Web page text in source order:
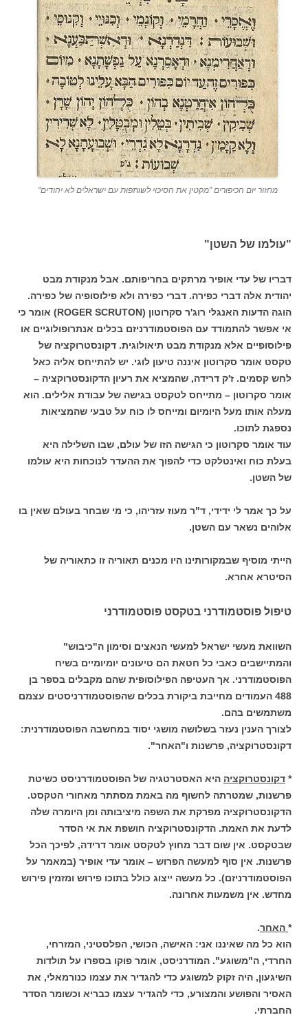
מחזור יום הכיפורים "מקטין את הסיכוי לשותפות עם ישראלים לא יהודים"
"עולמו של השטן"
דבריו של עדי אופיר מרתקים בחריפותם. אבל מנקודת מבט
יהודית אלה דברי כפירה. דברי כפירה ולא פילוסופיה של כפירה.
הוגה הדעות האנגלי רוג'ר סקרוטון (ROGER SCRUTON) אומר כי
אי אפשר להתמודד עם הפוסטמודרניזם בכלים אנתרופולוגיים או
פילוסופיים אלא מנקודת מבט תיאולוגית. דקונסטרוקציה של
טקסט אומר סקרוטון איננה טיעון לוגי. יש להתייחס אליה כאל
לחש קסמים. ז'ק דרידה, שהמציא את רעיון הדקונסטרוקציה –
אומר סקרוטון – מתייחס לטקסט בגישה של עבודת אלילים. הוא
מעלה אותו מעל היומיום ומייחס לו כוח על טבעי שהמציאות
נספגת לתוכו.
עוד אומר סקרוטון כי הגישה הזו של עולם, שבו השלילה היא
בעלת כוח ואינטלקט כדי להפוך את ההעדר לנוכחות היא עולמו
של השטן.
על כך אמר לי ידידי, ד"ר מעוז עזריהו, כי מי שבחר בעולם שאין בו
אלוהים נשאר עם השטן.
הייתי מוסיף שבמקורותינו היו מכנים תאוריה זו כתאוריה של
הסיטרא אחרא.
טיפול פוסטמודרני בטקסט פוסטמודרני
השוואת מעשי ישראל למעשי הנאצים וסימון ה"כיבוש"
והמתיישבים כאבי כל חטאת הם טיעונים יומיומיים בשיח
הפוסטמודרני. אך העטיפה הפילוסופית שהם מקבלים בספר בן
488 העמודים מחייבת ביקורת בכלים שהפוסטמודרניסטים עצמם
משתמשים בהם.
לצורך הענין נעזר בשלושה מושגי יסוד במחשבה הפוסטמודרנית:
דקונסטרוקציה, פרשנות ו"האחר".
* דקונסטרוקציה היא האסטרטגיה של הפוסטמודרניסט כשיטת
פרשנות, שמטרתה לחשוף מה באמת מסתתר מאחורי הטקסט.
הדקונסטרוקציה מפרקת את השפה מיציבותה ומן היומרה שלה
לדעת את האמת. הדקונסטרוקציה חושפת את אי הסדר
שבטקסט. אין שום דבר מחוץ לטקסט אומר דרידה, לפיכך הכל
פרשנות. אין סוף למעשה הפרוש – אומר עדי אופיר (במאמר על
הפוסטמודרניזם). כל מעשה ייצוג כולל בתוכו פירוש ומזמין פירוש
מחדש. אין משמעות אחרונה.
* האחר.
הוא כל מה שאיננו אני: האישה, הכושי, הפלסטיני, המזרחי,
החרדי, ה"משוגע". המודרניסט, אומר פוקו בספרו על תולדות
השיגעון, היה זקוק למשוגע כדי להגדיר את עצמו כנורמאלי, את
האסיר והפושע והמצורע, כדי להגדיר עצמו כבריא וכשומר הסדר
החברתי.